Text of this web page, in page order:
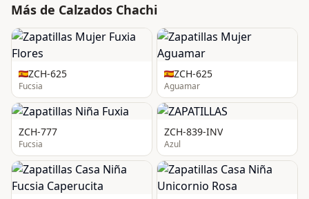
Más de Calzados Chachi
ZCH-625
Fucsia
ZCH-625
Aguamar
ZCH-777
Fucsia
ZCH-839-INV
Azul